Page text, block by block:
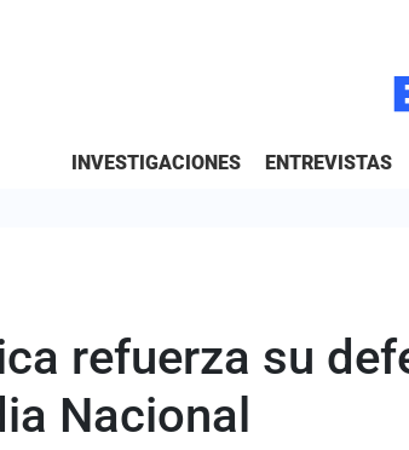
INVESTIGACIONES ENTREVISTAS
refuerza su
Nacional